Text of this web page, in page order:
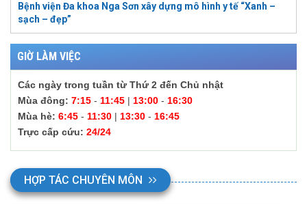
Bệnh viện Đa khoa Nga Sơn xây dựng mô hình y tế “Xanh –
sạch – đẹp”
GIỜ LÀM VIỆC
Các ngày trong tuần từ Thứ 2 đến Chủ nhật
Mùa đông: 7:15 - 11:45 | 13:00 - 16:30
Mùa hè: 6:45 - 11:30 | 13:30 - 16:45
Trực cấp cứu: 24/24
HỢP TÁC CHUYÊN MÔN